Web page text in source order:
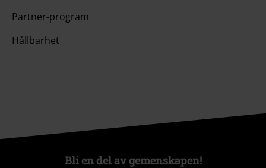
Partner-program
Hållbarhet
Bli en del av gemenskapen!